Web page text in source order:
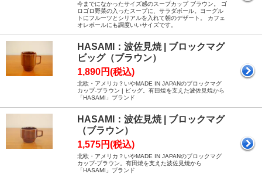
今までになかったサイズ感のスープカップ ブラウン。 ゴ
ロゴロ野菜の入ったスープに、サラダボール。ヨーグル
トにフルーツとシリアルを入れて朝のデザート。 カフェ
オレボールにも調度いいサイズです。
HASAMI：波佐見焼 | ブロックマグ
ビッグ（ブラウン）
1,890円(税込)
北欧・アメリカ？いやMADE IN JAPANのブロックマグ
カップ-ブラウン | ビッグ。有田焼を支えた波佐見焼から
「HASAMI」ブランド
HASAMI：波佐見焼 | ブロックマグ
（ブラウン）
1,575円(税込)
北欧・アメリカ？いやMADE IN JAPANのブロックマグ
カップ-ブラウン。有田焼を支えた波佐見焼から
「HASAMI」ブランド